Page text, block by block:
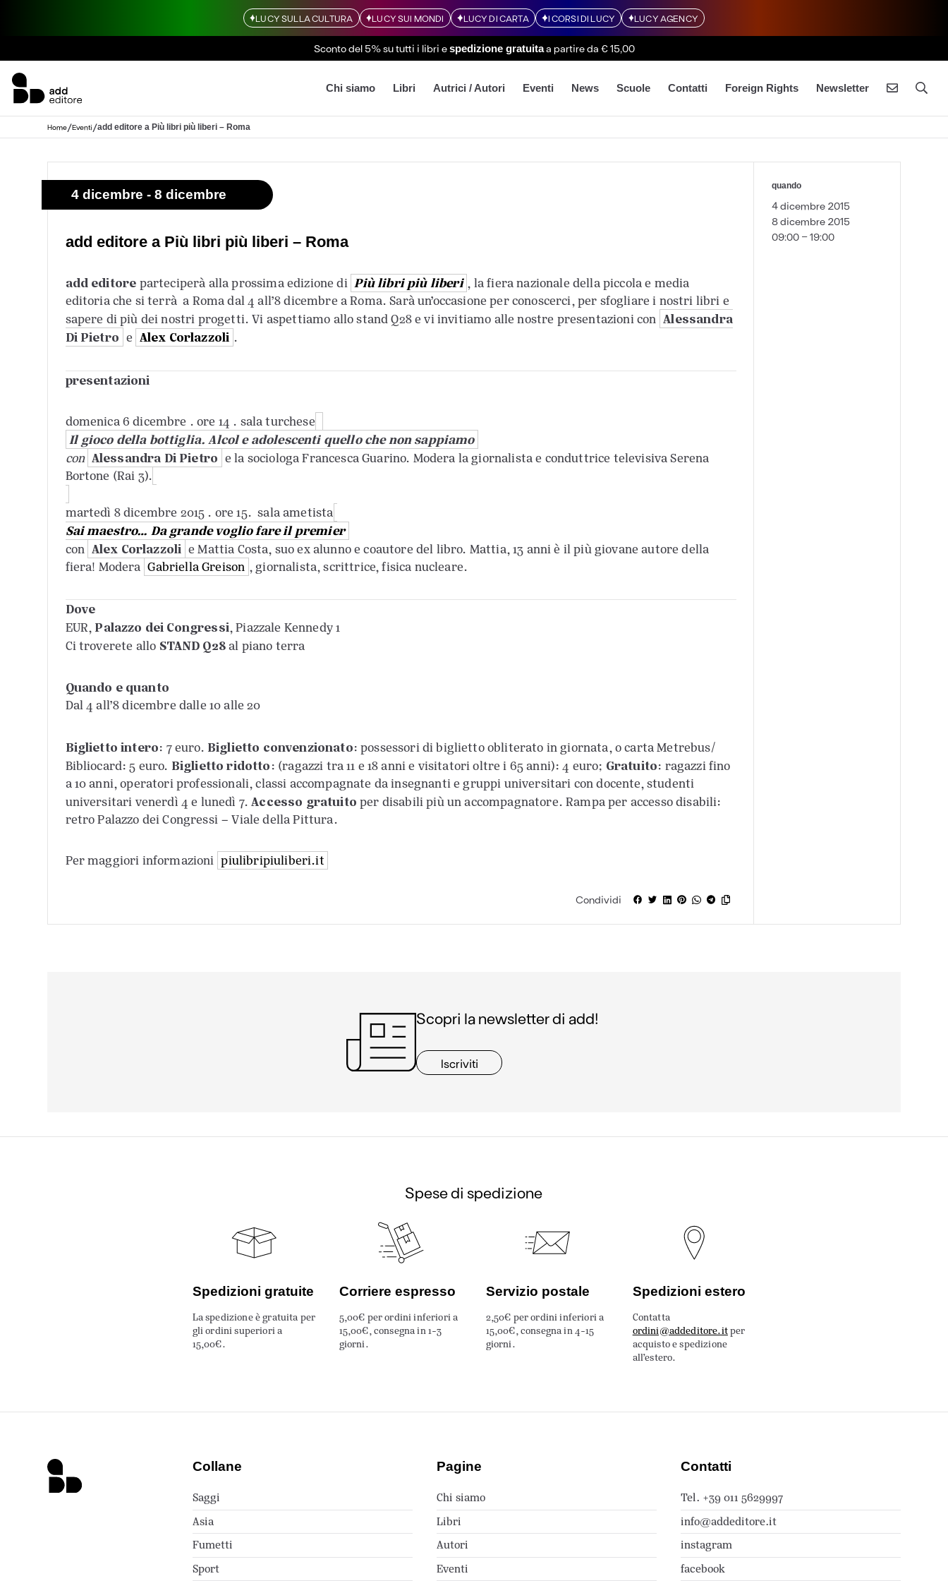
LUCY SULLA CULTURA LUCY SUI MONDI LUCY DI CARTA I CORSI DI LUCY LUCY AGENCY
Sconto del 5% su tutti i libri espedizione gratuitaa partire da € 15,00
Chi siamo Libri Autrici / Autori Eventi News Scuole Contatti Foreign Rights Newsletter
Home/Eventi/add editore a Più libri più liberi – Roma
4 dicembre - 8 dicembre
add editore a Più libri più liberi – Roma
add editore parteciperà alla prossima edizione di Più libri più liberi , la fiera nazionale della piccola e media
editoria che si terrà a Roma dal 4 all’8 dicembre a Roma. Sarà un’occasione per conoscerci, per sfogliare i nostri libri e
sapere di più dei nostri progetti. Vi aspettiamo allo stand Q28 e vi invitiamo alle nostre presentazioni con Alessandra
Di Pietro e Alex Corlazzoli .
presentazioni
domenica 6 dicembre . ore 14 . sala turchese
Il gioco della bottiglia. Alcol e adolescenti quello che non sappiamo
con Alessandra Di Pietro e la sociologa Francesca Guarino. Modera la giornalista e conduttrice televisiva Serena
Bortone (Rai 3).
martedì 8 dicembre 2015 . ore 15. sala ametista
Sai maestro… Da grande voglio fare il premier
con Alex Corlazzoli e Mattia Costa, suo ex alunno e coautore del libro. Mattia, 13 anni è il più giovane autore della
fiera! Modera Gabriella Greison , giornalista, scrittrice, fisica nucleare.
Dove
EUR, Palazzo dei Congressi, Piazzale Kennedy 1
Ci troverete allo STAND Q28al piano terra
Quando e quanto
Dal 4 all’8 dicembre dalle 10 alle 20
Biglietto intero: 7 euro. Biglietto convenzionato: possessori di biglietto obliterato in giornata, o carta Metrebus/
Bibliocard: 5 euro. Biglietto ridotto: (ragazzi tra 11 e 18 anni e visitatori oltre i 65 anni): 4 euro; Gratuito: ragazzi fino
a 10 anni, operatori professionali, classi accompagnate da insegnanti e gruppi universitari con docente, studenti
universitari venerdì 4 e lunedì 7.Accesso gratuito per disabili più un accompagnatore. Rampa per accesso disabili:
retro Palazzo dei Congressi – Viale della Pittura.
Per maggiori informazioni piulibripiuliberi.it
Condividi
quando
4 dicembre 2015
8 dicembre 2015
09:00 - 19:00
Scopri la newsletter di add!
Iscriviti
Spese di spedizione
Spedizioni gratuite
La spedizione è gratuita per
gli ordini superiori a
15,00€.
Corriere espresso
5,00€ per ordini inferiori a
15,00€, consegna in 1-3
giorni.
Servizio postale
2,50€ per ordini inferiori a
15,00€, consegna in 4-15
giorni.
Spedizioni estero
Contatta
ordini@addeditore.itper
acquisto e spedizione
all’estero.
Collane
Saggi
Asia
Fumetti
Sport
Pagine
Chi siamo
Libri
Autori
Eventi
Contatti
Tel. +39 011 5629997
info@addeditore.it
instagram
facebook